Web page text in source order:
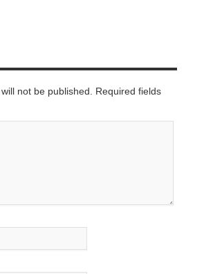
not be published. Required fields